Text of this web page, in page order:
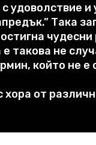
удоволствие и
Така
чудесни
такова не
, който не е
от